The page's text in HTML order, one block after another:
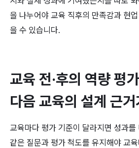
을 나누어야 교육 직후의 만족감과 현
을 수 있습니다.
교육 전·후의 역량 평
다음 교육의 설계 근
교육마다 평가 기준이 달라지면 성과를
같은 질문과 평가 척도를 유지해야 교